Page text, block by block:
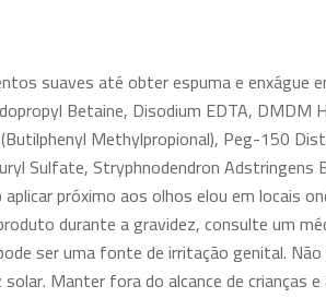
suaves até obter espuma e enxágue
Betaine, Disodium EDTA,
Methylpropional), Peg-150
Sulfate, Stryphnodendron Adstringens
próximo aos olhos elou em locais
durante a gravidez, consulte um
ser uma fonte de irritação genital.
Manter fora do alcance de crianças